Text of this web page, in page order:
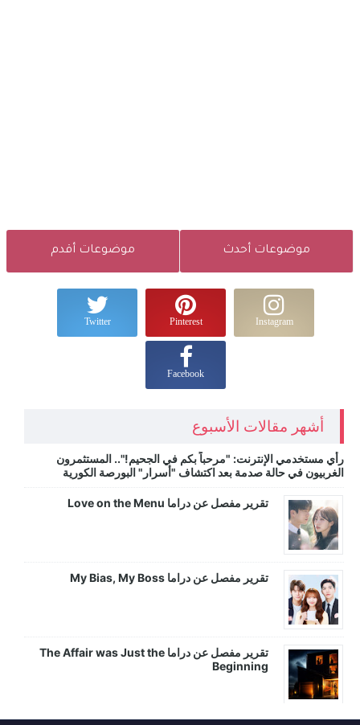
موضوعات أحدث موضوعات أقدم
Instagram
Pinterest
Twitter
Facebook
أشهر مقالات الأسبوع
رأي مستخدمي الإنترنت: "مرحباً بكم في الجحيم!".. المستثمرون
الغربيون في حالة صدمة بعد اكتشاف "أسرار" البورصة الكورية
تقرير مفصل عن دراما Love on the Menu
تقرير مفصل عن دراما My Bias, My Boss
تقرير مفصل عن دراما The Affair was Just the
Beginning